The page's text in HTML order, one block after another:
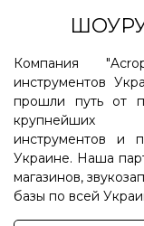
Компания
инструментов
прошли путь от
крупнейших
инструментов и
Украине. Наша
магазинов,
базы по всей